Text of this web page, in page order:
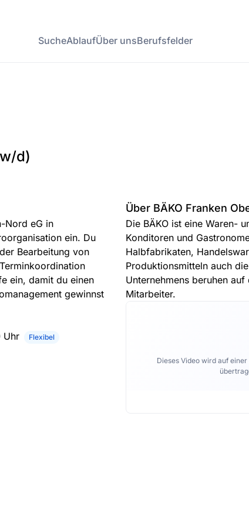
SucheAblaufÜber unsBerufsfelder
d)
Nord eG in
ein. Du
Bearbeitung von
ein, damit du einen
gewinnst
Uhr Flexibel
Über BÄKO Franken
Die BÄKO ist eine Waren-
Konditoren und
Halbfabrikaten,
Produktionsmitteln auch
Unternehmens beruhen
Mitarbeiter.
Dieses Video wird auf